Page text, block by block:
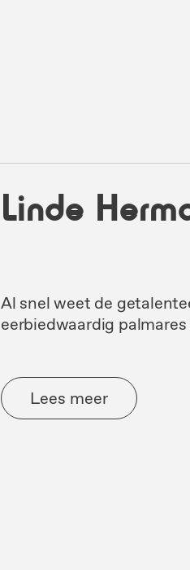
Linde
Al snel weet de
eerbiedwaardig
Lees meer